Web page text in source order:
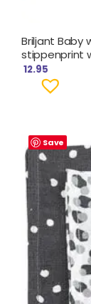
Briljant Baby
stippenprint
12.95
Save